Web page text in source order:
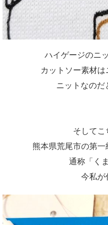
ハイゲージのニ
カットソー素材は
ニットなのだ
そしてこ
熊本県荒尾市の第
通称「く
今私が